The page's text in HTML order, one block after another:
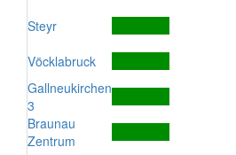
Steyr
Vöcklabruck
Gallneukirchen
3
Braunau
Zentrum